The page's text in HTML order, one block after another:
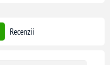
Recenzii